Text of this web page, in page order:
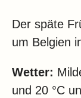
Der späte
um Belgien
Wetter:
und 20 °C